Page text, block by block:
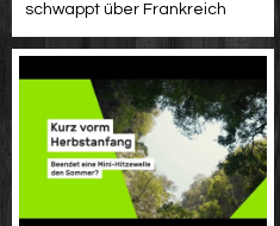
schwappt über Frankreich